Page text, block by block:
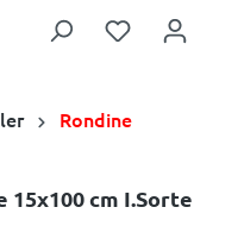
Rondine
15x100 cm I.Sorte